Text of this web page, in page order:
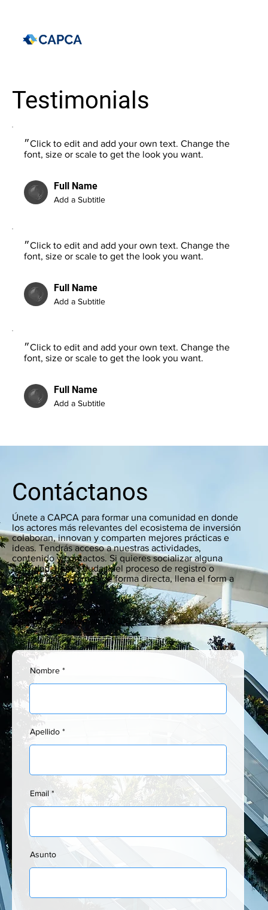
info@capcainvest.com
Ciudad de Guatemala, 10010
Únete a CAPCA para formar una comunidad en donde
los actores más relevantes del ecosistema de inversión
colaboran, innovan y comparten mejores prácticas e
ideas. Tendrás acceso a nuestras actividades,
contenido y contactos. Si quieres socializar alguna
actividad, tienes dudas del proceso de registro o
quieres contactarnos de forma directa, llena el form a
tu derecha.
Contáctanos
Nombre
Apellido
Email
Asunto
Testimonials
Add a Subtitle
Full Name
״Click to edit and add your own text. Change the
font, size or scale to get the look you want.
Add a Subtitle
Full Name
״Click to edit and add your own text. Change the
font, size or scale to get the look you want.
Add a Subtitle
Full Name
״Click to edit and add your own text. Change the
font, size or scale to get the look you want.